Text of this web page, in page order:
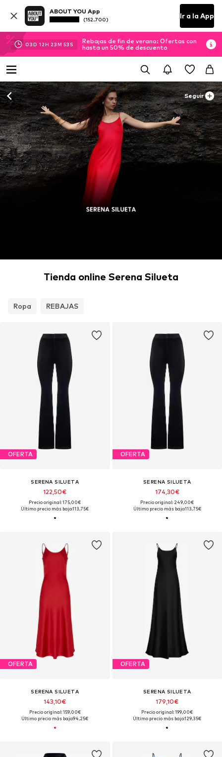
ABOUT YOU App
(152.700) Ir a la App
03D 12H 23M 52 S
Rebajas de fin de verano: Ofertas con
hasta un 50% de descuento
Seguir
Tienda online Serena Silueta
Ropa REBAJAS
OFERTA
SERENA SILUETA
122,50€
Precio original: 175,00€
Último precio más bajo:113,75€
OFERTA
SERENA SILUETA
174,30€
Precio original: 249,00€
Último precio más bajo:113,75€
OFERTA
SERENA SILUETA
143,10€
Precio original: 159,00€
Último precio más bajo:94,25€
OFERTA
SERENA SILUETA
179,10€
Precio original: 199,00€
Último precio más bajo:129,35€